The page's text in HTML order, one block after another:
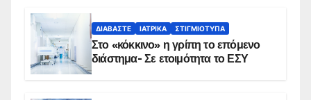
ΔΙΑΒΆΣΤΕ ΙΑΤΡΙΚΆ ΣΤΙΓΜΙΌΤΥΠΑ
Στο «κόκκινο» η γρίπη το επόμενο
διάστημα- Σε ετοιμότητα το ΕΣΥ